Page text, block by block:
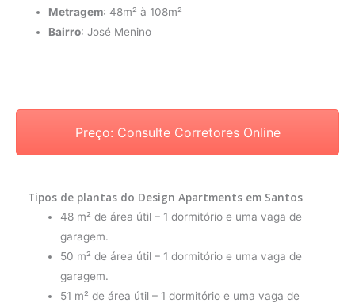
Metragem: 48m² à 108m²
Bairro: José Menino
Preço: Consulte Corretores Online
Tipos de plantas do Design Apartments em Santos
48 m² de área útil – 1 dormitório e uma vaga de
garagem.
50 m² de área útil – 1 dormitório e uma vaga de
garagem.
51 m² de área útil – 1 dormitório e uma vaga de